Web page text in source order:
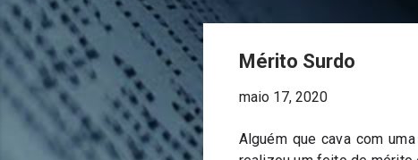
Mérito Surdo
maio 17, 2020
Alguém que cava com